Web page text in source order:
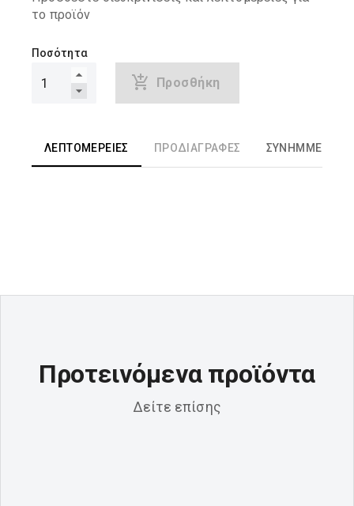
το προϊόν
Ποσότητα
Προσθήκη
ΛΕΠΤΟΜΈΡΕΙΕΣ ΠΡΟΔΙΑΓΡΑΦΈΣ ΣΥΝΗΜΜΈΝΑ
Προτεινόμενα προϊόντα
Δείτε επίσης